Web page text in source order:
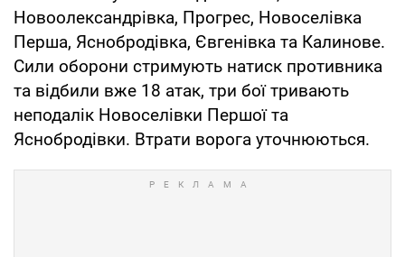
Новоолександрівка, Прогрес, Новоселівка
Перша, Яснобродівка, Євгенівка та Калинове.
Сили оборони стримують натиск противника
та відбили вже 18 атак, три бої тривають
неподалік Новоселівки Першої та
Яснобродівки. Втрати ворога уточнюються.